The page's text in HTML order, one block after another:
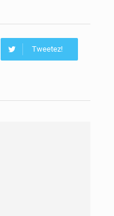
Tweetez!